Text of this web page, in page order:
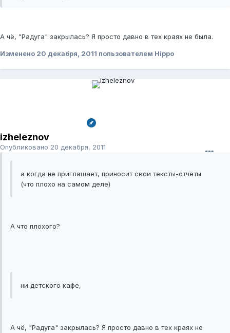
А чё, "Радуга" закрылась? Я просто давно в тех краях не была.
Изменено 20 декабря, 2011 пользователем Hippo
izheleznov
Опубликовано 20 декабря, 2011
а когда не приглашает, приносит свои тексты-отчёты
(что плохо на самом деле)
А что плохого?
ни детского кафе,
А чё, "Радуга" закрылась? Я просто давно в тех краях не